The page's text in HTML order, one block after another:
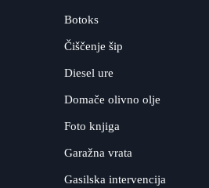
Botoks
Čiščenje šip
Diesel ure
Domače olivno olje
Foto knjiga
Garažna vrata
Gasilska intervencija